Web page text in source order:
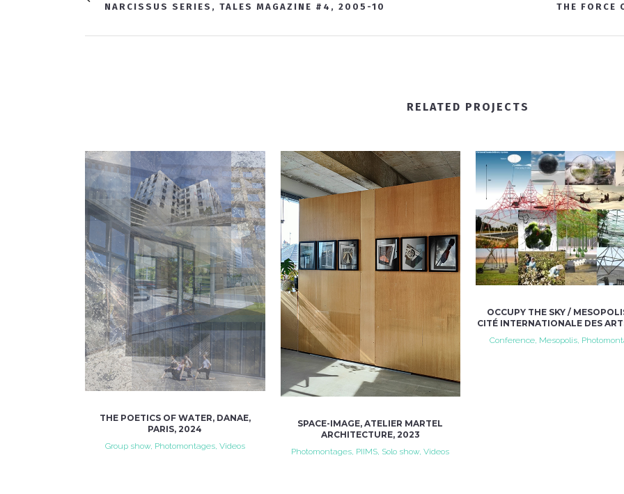
NARCISSUS SERIES, TALES MAGAZINE #4, 2005-10 THE FORCE
RELATED PROJECTS
VIEW
THE POETICS OF WATER, DANAE,
PARIS, 2024
Group show, Photomontages, Videos
VIEW
SPACE-IMAGE, ATELIER MARTEL
ARCHITECTURE, 2023
Photomontages, PIIMS, Solo show, Videos
VIEW
OCCUPY THE SKY /
CITÉ INTERNATIONALE DES
Conference, Mesopolis,